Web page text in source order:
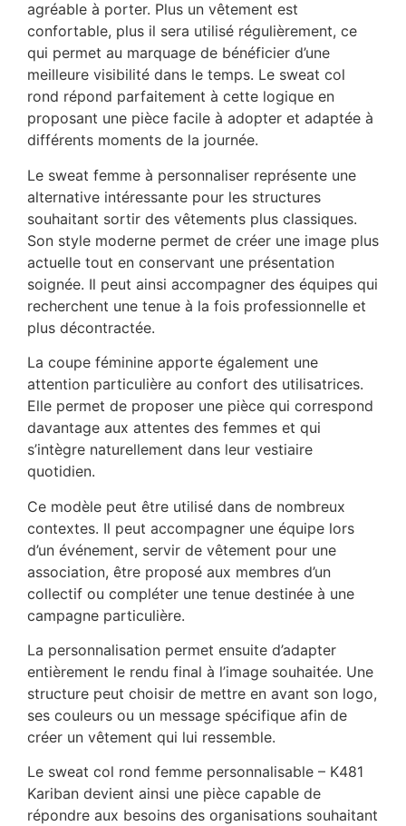
agréable à porter. Plus un vêtement est
confortable, plus il sera utilisé régulièrement, ce
qui permet au marquage de bénéficier d’une
meilleure visibilité dans le temps. Le sweat col
rond répond parfaitement à cette logique en
proposant une pièce facile à adopter et adaptée à
différents moments de la journée.
Le sweat femme à personnaliser représente une
alternative intéressante pour les structures
souhaitant sortir des vêtements plus classiques.
Son style moderne permet de créer une image plus
actuelle tout en conservant une présentation
soignée. Il peut ainsi accompagner des équipes qui
recherchent une tenue à la fois professionnelle et
plus décontractée.
La coupe féminine apporte également une
attention particulière au confort des utilisatrices.
Elle permet de proposer une pièce qui correspond
davantage aux attentes des femmes et qui
s’intègre naturellement dans leur vestiaire
quotidien.
Ce modèle peut être utilisé dans de nombreux
contextes. Il peut accompagner une équipe lors
d’un événement, servir de vêtement pour une
association, être proposé aux membres d’un
collectif ou compléter une tenue destinée à une
campagne particulière.
La personnalisation permet ensuite d’adapter
entièrement le rendu final à l’image souhaitée. Une
structure peut choisir de mettre en avant son logo,
ses couleurs ou un message spécifique afin de
créer un vêtement qui lui ressemble.
Le sweat col rond femme personnalisable – K481
Kariban devient ainsi une pièce capable de
répondre aux besoins des organisations souhaitant